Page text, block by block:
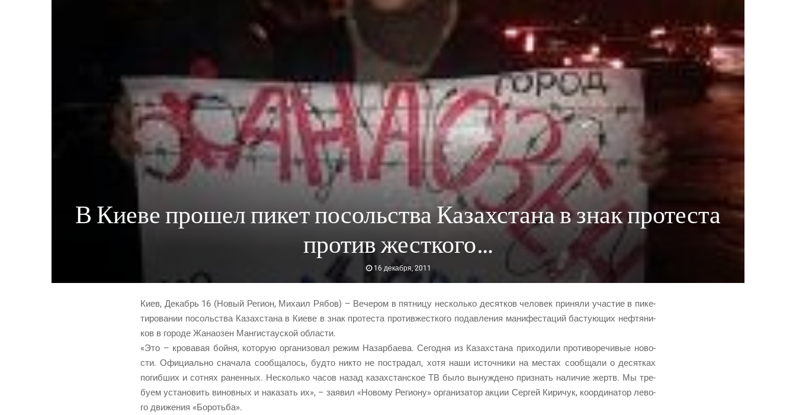
В Киеве прошел пикет посольства Казахстана в знак протеста
против жесткого…
16 декабря, 2011
Киев, Декабрь 16 (Новый Реги­он, Миха­ил Рябов) – Вече­ром в пят­ни­цу несколь­ко десят­ков чело­век при­ня­ли уча­стие в пике­
ти­ро­ва­нии посоль­ства Казах­ста­на в Кие­ве в знак про­те­ста про­тив­жест­ко­го подав­ле­ния мани­фе­ста­ций басту­ю­щих неф­тя­ни­
ков в горо­де Жана­о­зен Ман­ги­ста­уской области.
«Это – кро­ва­вая бой­ня, кото­рую орга­ни­зо­вал режим Назар­ба­е­ва. Сего­дня из Казах­ста­на при­хо­ди­ли про­ти­во­ре­чи­вые ново­
сти. Офи­ци­аль­но сна­ча­ла сооб­ща­лось, буд­то никто не постра­дал, хотя наши источ­ни­ки на местах сооб­ща­ли о десят­ках
погиб­ших и сот­нях ранен­ных. Несколь­ко часов назад казах­стан­ское ТВ было вынуж­де­но при­знать нали­чие жертв. Мы тре­
бу­ем уста­но­вить винов­ных и нака­зать их», – заявил «Ново­му Реги­о­ну» орга­ни­за­тор акции Сер­гей Кири­чук, коор­ди­на­тор лево­
го дви­же­ния «Бороть­ба».